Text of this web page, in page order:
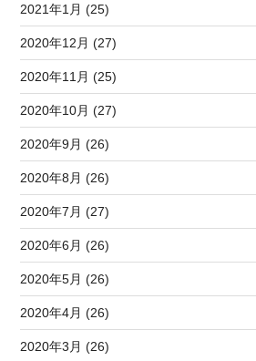
2021年1月 (25)
2020年12月 (27)
2020年11月 (25)
2020年10月 (27)
2020年9月 (26)
2020年8月 (26)
2020年7月 (27)
2020年6月 (26)
2020年5月 (26)
2020年4月 (26)
2020年3月 (26)